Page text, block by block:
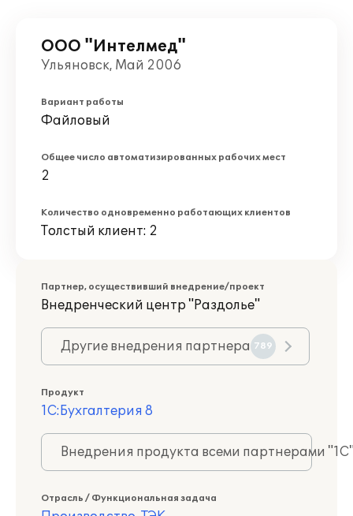
ООО "Интелмед"
Ульяновск, Май 2006
Вариант работы
Файловый
Общее число автоматизированных рабочих мест
2
Количество одновременно работающих клиентов
Толстый клиент: 2
Партнер, осуществивший внедрение/проект
Внедренческий центр "Раздолье"
Другие внедрения партнера 789
Продукт
1С:Бухгалтерия 8
Внедрения продукта всеми партнерами
Отрасль / Функциональная задача